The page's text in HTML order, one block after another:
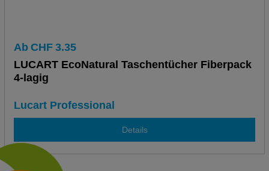
Ab CHF 3.35
LUCART EcoNatural Taschentücher Fiberpack
4-lagig
Lucart Professional
Details